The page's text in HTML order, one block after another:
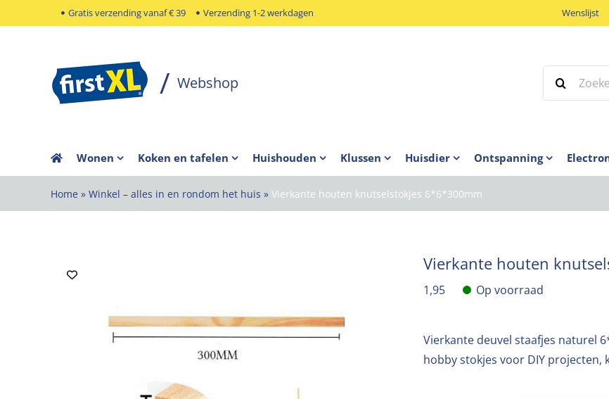
naar
Gratis verzending vanaf € 39 Verzending 1-2 werkdagen Wenslijst
Zoeken
naar:
Wonen Koken en tafelen Huishouden Klussen Huisdier Ontspanning
Home » Winkel – alles in en rondom het huis » Vierkante houten knutselstokjes 6*6*300mm
Vierkante houten
1,95 Op voorraad
Vierkante deuvel staafjes naturel
hobby stokjes voor DIY